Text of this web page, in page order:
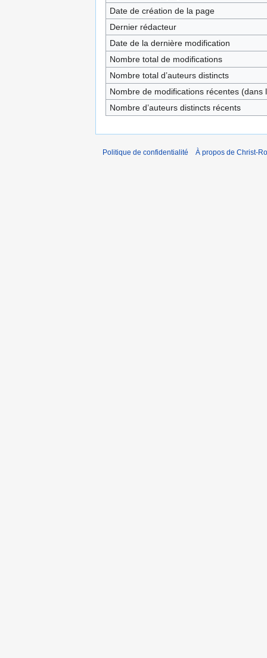
Date de création de la page
Dernier rédacteur
Date de la dernière modification
Nombre total de modifications
Nombre total d’auteurs distincts
Nombre de modifications récentes (dans
Nombre d’auteurs distincts récents
Politique de confidentialité À propos de Christ-